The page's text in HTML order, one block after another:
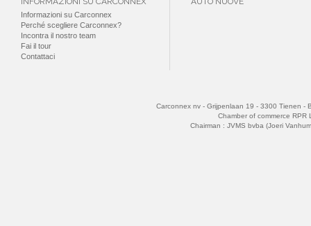
Informazioni su Carconnex
Perché scegliere Carconnex?
Incontra il nostro team
Fai il tour
Contattaci
Carconnex nv - Grijpenlaan 19 - 3300 Tienen -
Chamber of commerce RPR
Chairman : JVMS bvba (Joeri